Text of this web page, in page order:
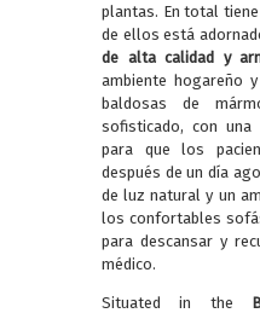
plantas. En total
de ellos está
de alta calidad y
ambiente hogareño
baldosas de
sofisticado, con una
para que los
después de un día
de luz natural y un
los confortables
para descansar y
médico.
Situated in the